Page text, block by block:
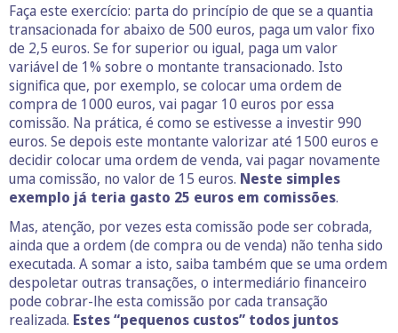
Faça este exercício: parta do princípio de que se a quantia
transacionada for abaixo de 500 euros, paga um valor fixo
de 2,5 euros. Se for superior ou igual, paga um valor
variável de 1% sobre o montante transacionado. Isto
significa que, por exemplo, se colocar uma ordem de
compra de 1000 euros, vai pagar 10 euros por essa
comissão. Na prática, é como se estivesse a investir 990
euros. Se depois este montante valorizar até 1500 euros e
decidir colocar uma ordem de venda, vai pagar novamente
uma comissão, no valor de 15 euros. Neste simples
exemplo já teria gasto 25 euros em comissões.
Mas, atenção, por vezes esta comissão pode ser cobrada,
ainda que a ordem (de compra ou de venda) não tenha sido
executada. A somar a isto, saiba também que se uma ordem
despoletar outras transações, o intermediário financeiro
pode cobrar-lhe esta comissão por cada transação
realizada. Estes “pequenos custos” todos juntos